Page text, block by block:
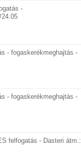
-
- fogaskerékmeghajtás -
- fogaskerékmeghajtás -
felfogatás - Dasteri átm.: